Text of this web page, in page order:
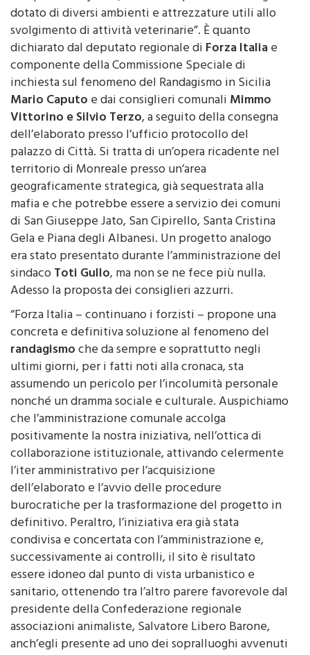
svolgimento di attività veterinarie”. È quanto
dichiarato dal deputato regionale diForza Italia
componente della Commissione Speciale di
inchiesta sul fenomeno del Randagismo in Sicilia
Mario Caputoe dai consiglieri comunaliMimmo
Vittorino e Silvio Terzo, a seguito della consegna
dell’elaborato presso l’ufficio protocollo del
palazzo di Città. Si tratta di un’opera ricadente nel
territorio di Monreale presso un’area
geograficamente strategica, già sequestrata alla
mafia e che potrebbe essere a servizio dei comuni
di San Giuseppe Jato, San Cipirello, Santa Cristina
Gela e Piana degli Albanesi. Un progetto analogo
era stato presentato durante l’amministrazione del
sindacoToti Gullo, ma non se ne fece più nulla.
Adesso la proposta dei consiglieri azzurri.
“Forza Italia – continuano i forzisti – propone una
concreta e definitiva soluzione al fenomeno del
randagismoche da sempre e soprattutto negli
ultimi giorni, per i fatti noti alla cronaca, sta
assumendo un pericolo per l’incolumità personale
nonché un dramma sociale e culturale. Auspichiamo
che l’amministrazione comunale accolga
positivamente la nostra iniziativa, nell’ottica di
collaborazione istituzionale, attivando celermente
l’iter amministrativo per l’acquisizione
dell’elaborato e l’avvio delle procedure
burocratiche per la trasformazione del progetto in
definitivo. Peraltro, l’iniziativa era già stata
condivisa e concertata con l’amministrazione e,
successivamente ai controlli, il sito è risultato
essere idoneo dal punto di vista urbanistico e
sanitario, ottenendo tra l’altro parere favorevole dal
presidente della Confederazione regionale
associazioni animaliste, Salvatore Libero Barone,
anch’egli presente ad uno dei sopralluoghi avvenuti
lo scorso novembre”.